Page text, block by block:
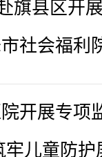
旗县区开
信访工作
社会福利
开展专项
儿童防护